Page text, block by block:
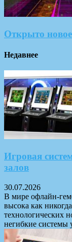
Открыто
Недавнее
Игровая
залов
30.07.2026
В мире офлайн-
высока как
технологических
негибкие системы